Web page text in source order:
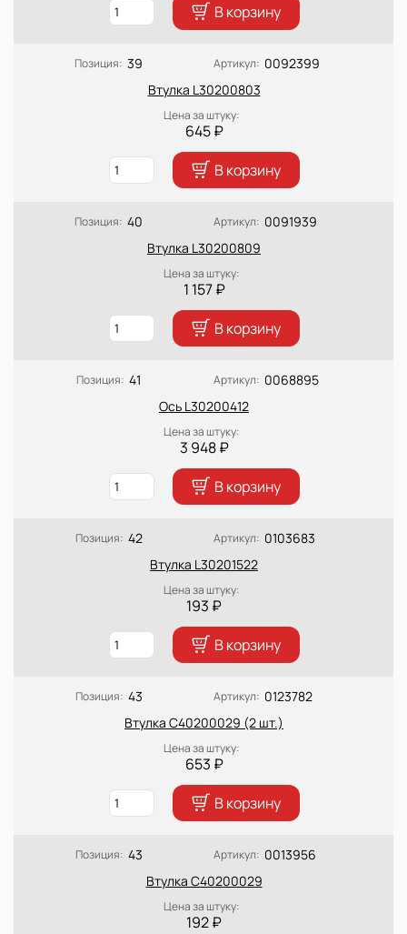
В корзину
Позиция: 39 Артикул: 0092399
Втулка L30200803
Цена за штуку:
645 ₽
В корзину
Позиция: 40 Артикул: 0091939
Втулка L30200809
Цена за штуку:
1 157 ₽
В корзину
Позиция: 41 Артикул: 0068895
Ось L30200412
Цена за штуку:
3 948 ₽
В корзину
Позиция: 42 Артикул: 0103683
Втулка L30201522
Цена за штуку:
193 ₽
В корзину
Позиция: 43 Артикул: 0123782
Втулка C40200029 (2 шт.)
Цена за штуку:
653 ₽
В корзину
Позиция: 43 Артикул: 0013956
Втулка C40200029
Цена за штуку:
192 ₽